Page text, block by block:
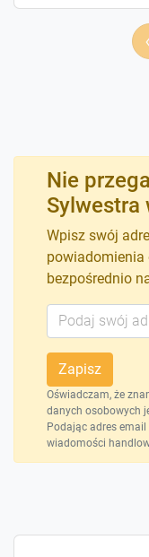
Nie
Sylwestra
Wpisz swój
powiadomienia
bezpośrednio
Zapisz
Oświadczam, że
danych osobowych
Podając adres
wiadomości